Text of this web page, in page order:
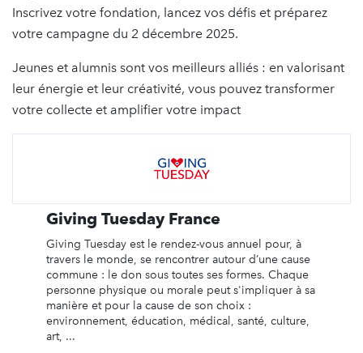
Inscrivez votre fondation, lancez vos défis et préparez
votre campagne du 2 décembre 2025.
Jeunes et alumnis sont vos meilleurs alliés : en valorisant
leur énergie et leur créativité, vous pouvez transformer
votre collecte et amplifier votre impact
Giving Tuesday France
Giving Tuesday est le rendez-vous annuel pour, à
travers le monde, se rencontrer autour d’une cause
commune : le don sous toutes ses formes. Chaque
personne physique ou morale peut s'impliquer à sa
manière et pour la cause de son choix :
environnement, éducation, médical, santé, culture,
art, ...